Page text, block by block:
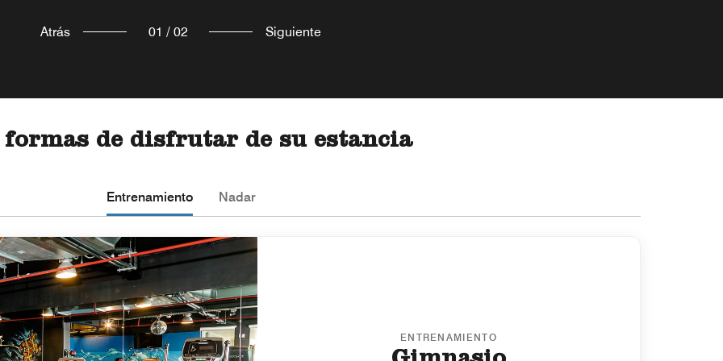
Atrás 01 / 02 Siguiente
formas de disfrutar de su estancia
Entrenamiento Nadar
ENTRENAMIENTO